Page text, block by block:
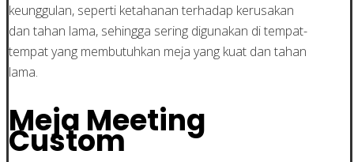
keunggulan, seperti ketahanan terhadap kerusakan
dan tahan lama, sehingga sering digunakan di tempat-
tempat yang membutuhkan meja yang kuat dan tahan
lama.
Meja Meeting
Custom